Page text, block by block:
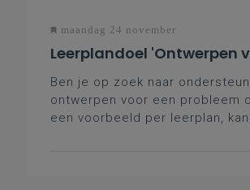
maandag 24 november
Leerplandoel 'Ontwerpen
Ben je op zoek naar
ontwerpen voor een probleem
een voorbeeld per leerplan,